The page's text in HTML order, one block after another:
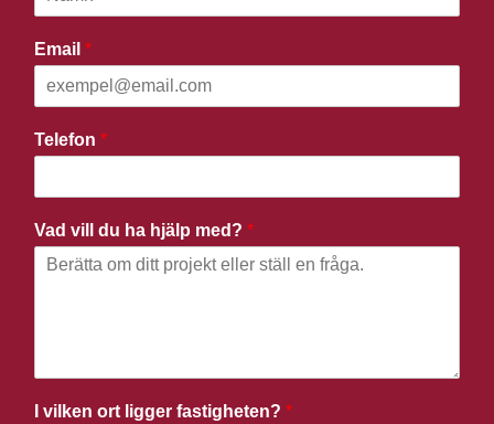
Email *
Telefon *
Vad vill du ha hjälp med? *
I vilken ort ligger fastigheten? *